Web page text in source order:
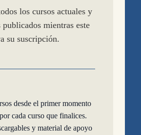
los cursos actuales y
publicados mientras este
su suscripción.
desde el primer momento
cada curso que finalices.
y material de apoyo